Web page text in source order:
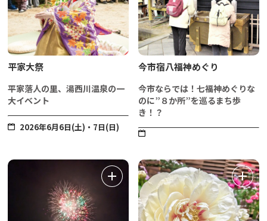
平家大祭
平家落人の里、湯西川温泉の一
大イベント
2026年6月6日(土)・7日(日)
今市宿八福神めぐり
今市ならでは！七福神めぐりな
のに”８か所”を巡るまち歩
き！？